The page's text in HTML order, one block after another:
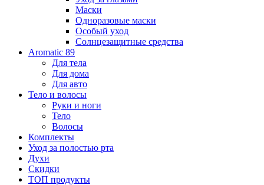
Маски
Одноразовые маски
Особый уход
Солнцезащитные средства
Aromatic 89
Для тела
Для дома
Для авто
Тело и волосы
Руки и ноги
Тело
Волосы
Комплекты
Уход за полостью рта
Духи
Скидки
ТОП продукты